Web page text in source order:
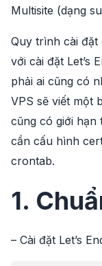
Multisite (dạng
Quy trình cài đặt
với cài đặt Let’s
phải ai cũng có
VPS sẽ viết một
cũng có giới hạn
cần cấu hình
crontab.
1.
– Cài đặt Let’s